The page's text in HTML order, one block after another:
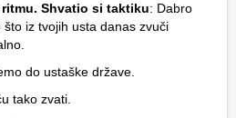
Shvatio si taktiku: Dabro
iz tvojih usta danas zvuči
do ustaške države.
tako zvati.